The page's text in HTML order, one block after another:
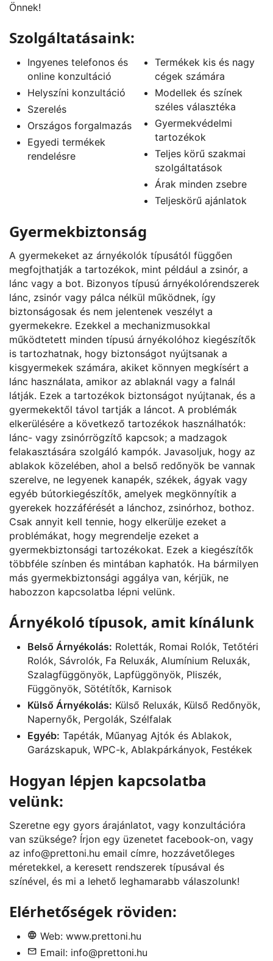
Önnek!
Szolgáltatásaink:
Ingyenes telefonos és
online konzultáció
Helyszíni konzultáció
Szerelés
Országos forgalmazás
Egyedi termékek
rendelésre
Termékek kis és nagy
cégek számára
Modellek és színek
széles választéka
Gyermekvédelmi
tartozékok
Teljes körű szakmai
szolgáltatások
Árak minden zsebre
Teljeskörű ajánlatok
Gyermekbiztonság
A gyermekeket az árnyékolók típusától függően
megfojthatják a tartozékok, mint például a zsinór, a
lánc vagy a bot. Bizonyos típusú árnyékolórendszerek
lánc, zsinór vagy pálca nélkül működnek, így
biztonságosak és nem jelentenek veszélyt a
gyermekekre. Ezekkel a mechanizmusokkal
működtetett minden típusú árnyékolóhoz kiegészítők
is tartozhatnak, hogy biztonságot nyújtsanak a
kisgyermekek számára, akiket könnyen megkísért a
lánc használata, amikor az ablaknál vagy a falnál
látják. Ezek a tartozékok biztonságot nyújtanak, és a
gyermekektől távol tartják a láncot. A problémák
elkerülésére a következő tartozékok használhatók:
lánc- vagy zsinórrögzítő kapcsok; a madzagok
felakasztására szolgáló kampók. Javasoljuk, hogy az
ablakok közelében, ahol a belső redőnyök be vannak
szerelve, ne legyenek kanapék, székek, ágyak vagy
egyéb bútorkiegészítők, amelyek megkönnyítik a
gyerekek hozzáférését a lánchoz, zsinórhoz, bothoz.
Csak annyit kell tennie, hogy elkerülje ezeket a
problémákat, hogy megrendelje ezeket a
gyermekbiztonsági tartozékokat. Ezek a kiegészítők
többféle színben és mintában kaphatók. Ha bármilyen
más gyermekbiztonsági aggálya van, kérjük, ne
habozzon kapcsolatba lépni velünk.
Árnyékoló típusok, amit kínálunk
Belső Árnyékolás: Roletták, Romai Rolók, Tetőtéri
Rolók, Sávrolók, Fa Reluxák, Alumínium Reluxák,
Szalagfüggönyök, Lapfüggönyök, Pliszék,
Függönyök, Sötétítők, Karnisok
Külső Árnyékolás: Külső Reluxák, Külső Redőnyök,
Napernyők, Pergolák, Szélfalak
Egyéb: Tapéták, Műanyag Ajtók és Ablakok,
Garázskapuk, WPC-k, Ablakpárkányok, Festékek
Hogyan lépjen kapcsolatba
velünk:
Szeretne egy gyors árajánlatot, vagy konzultációra
van szüksége? Írjon egy üzenetet facebook-on, vagy
az info@prettoni.hu email címre, hozzávetőleges
méretekkel, a keresett rendszerek típusával és
színével, és mi a lehető leghamarabb válaszolunk!
Elérhetőségek röviden:
Web: www.prettoni.hu
Email: info@prettoni.hu